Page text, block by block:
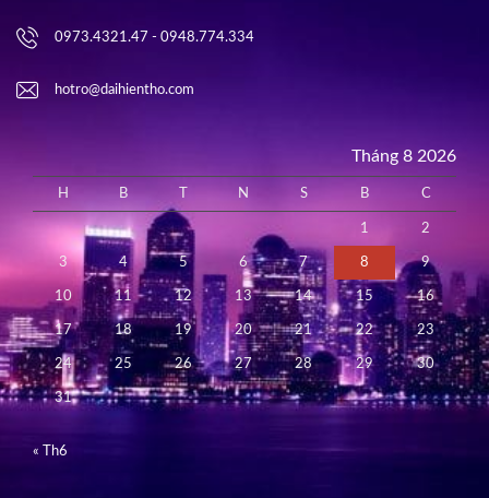
0973.4321.47 - 0948.774.334
hotro@daihientho.com
Tháng 8 2026
H B N S B C
1 2
3 4 5 6 7 8 9
10 11 12 13 14 15 16
17 18 19 20 21 22 23
24 25 26 27 28 29 30
31
« Th6